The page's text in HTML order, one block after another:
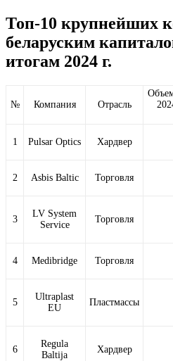
Топ-10 крупнейших
беларуским
итогам 2024 г.
№ Компания Отрасль
1 Pulsar Optics Хардвер
2 Asbis Baltic Торговля
3
LV System
Service
Торговля
4 Medibridge Торговля
5
Ultraplast
EU
Пластмассы
6
Regula
Baltija
Хардвер